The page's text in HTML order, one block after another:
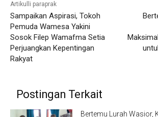
Artikulli paraprak
Sampaikan Aspirasi, Tokoh
Pemuda Wamesa Yakini
Sosok Filep Wamafma Setia
Perjuangkan Kepentingan
Rakyat
Postingan Terkait
Bertemu Lurah Wasior,